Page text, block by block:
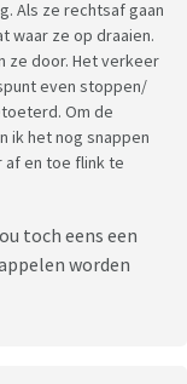
Als ze rechtsaf gaan
waar ze op draaien.
ze door. Het verkeer
even stoppen/
Om de
ik het nog snappen
af en toe flink te
toch eens een
worden